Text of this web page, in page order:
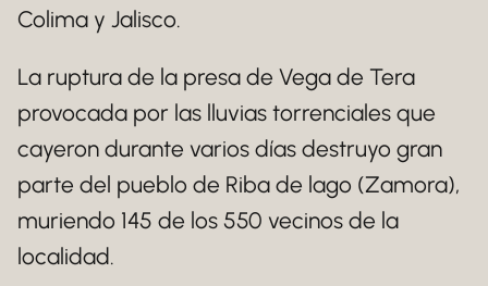
Colima y Jalisco.
La ruptura de la presa de Vega de Tera
provocada por las lluvias torrenciales que
cayeron durante varios días destruyo gran
parte del pueblo de Riba de lago (Zamora),
muriendo 145 de los 550 vecinos de la
localidad.